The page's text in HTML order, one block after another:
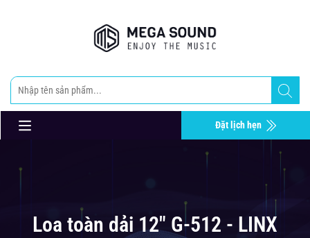
Đặt lịch hẹn
Loa toàn dải 12" G-512 - LINX